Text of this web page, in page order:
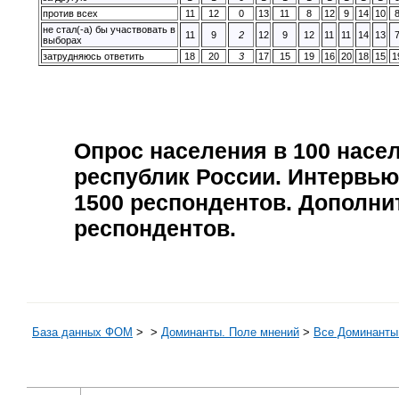
против всех
11 12 0 13 11 8 12 9 14 10
8
не стал(-а) бы участвовать в
выборах
11 9 2 12 9 12 11 11 14 13
7
затрудняюсь ответить
18 20 3 17 15 19 16 20 18 15
Опрос населения в 100
республик России.
1500 респондентов.
респондентов.
База данных ФОМ > > Доминанты. Поле мнений > Все